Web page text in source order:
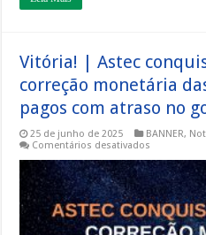
Vitória! | Astec
correção monetária
pagos com atraso no
25 de junho de 2025 BANNER,
Comentários desativados
|
Astec
conquista
na
Justiça
correção